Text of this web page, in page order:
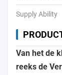
Supply Ability
Van het de
reeks de